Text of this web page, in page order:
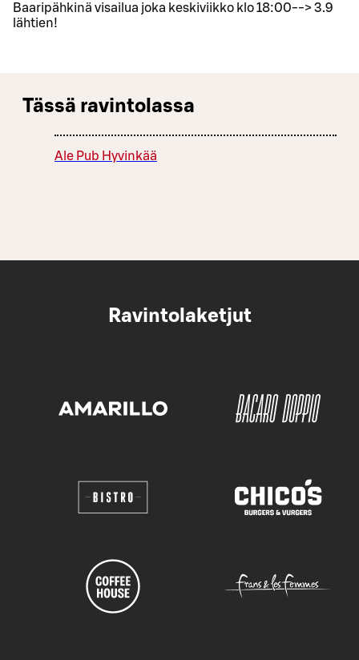
Baaripähkinä visailua joka keskiviikko klo 18:00--> 3.9
lähtien!
Tässä ravintolassa
Ale Pub Hyvinkää
Ravintolaketjut